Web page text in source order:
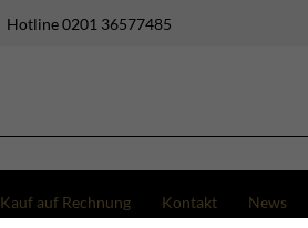
Hotline 0201 36577485
Kauf auf Rechnung Kontakt News